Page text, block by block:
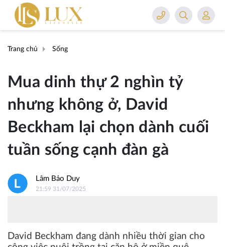
Trang chủ Sống
Mua dinh thự 2 nghìn tỷ
nhưng không ở, David
Beckham lại chọn dành cuối
tuần sống cạnh đàn gà
Lâm Bảo Duy
21:59 31/07/2025
David Beckham đang dành nhiều thời gian cho